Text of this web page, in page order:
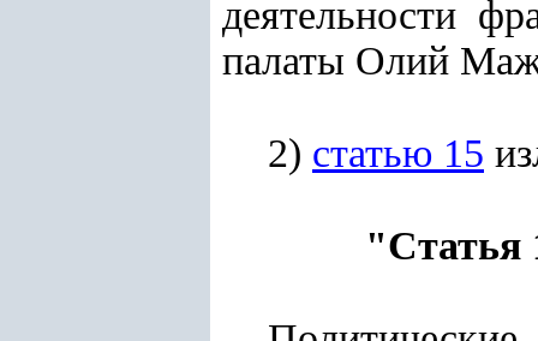
деятельности
палаты Олий
2) статью 15
"Статья